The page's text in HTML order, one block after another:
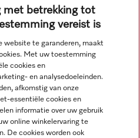
met betrekking tot
vereist is
website te garanderen, maakt
Met uw toestemming
cookies en
en analysedoeleinden.
afkomstig van onze
essentiële cookies en
informatie over uw gebruik
online winkelervaring te
De cookies worden ook